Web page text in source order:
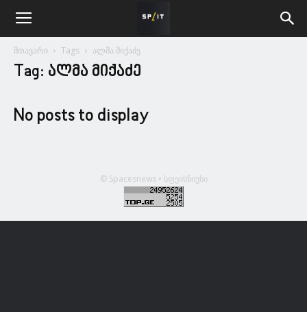
მთავარი Tags ალმა მიქაძე
Tag: ალმა მიქაძე
No posts to display
© Spacesnews • სფეისნიუსი